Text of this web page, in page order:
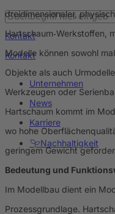
Kontakt
Kontakt
Unternehmen
News
Karriere
Nachhaltigkeit
dreidimensionaler,
Hartschaum‑Werkstoffen,
Modelle können sowohl
Objekte als auch
Werkzeugen oder
Hartschaum kommt im
wo hohe
geringem Gewicht
Bedeutung und
Im Modellbau dient ein
Prozessgrundlage.